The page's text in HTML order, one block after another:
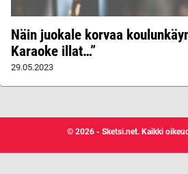
Näin juokale korvaa
Karaoke illat…”
29.05.2023
© 2026 - Sketsi.net. Kaikki